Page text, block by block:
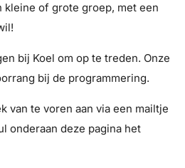
kleine of grote groep, met een
bij Koel om op te treden. Onze
bij de programmering.
van te voren aan via een mailtje
onderaan deze pagina het